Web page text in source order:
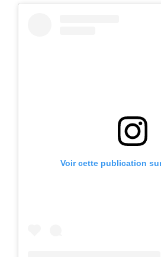
Voir cette publication